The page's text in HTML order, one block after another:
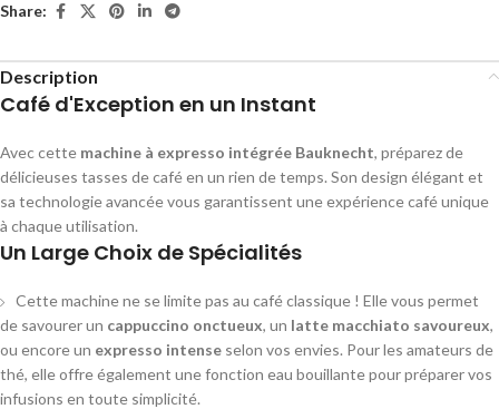
Share:
Description
Café d'Exception en un Instant
Avec cette machine à expresso intégrée Bauknecht, préparez de
délicieuses tasses de café en un rien de temps. Son design élégant et
sa technologie avancée vous garantissent une expérience café unique
à chaque utilisation.
Un Large Choix de Spécialités
Cette machine ne se limite pas au café classique ! Elle vous permet
de savourer un cappuccino onctueux, un latte macchiato savoureux,
ou encore un expresso intense selon vos envies. Pour les amateurs de
thé, elle offre également une fonction eau bouillante pour préparer vos
infusions en toute simplicité.